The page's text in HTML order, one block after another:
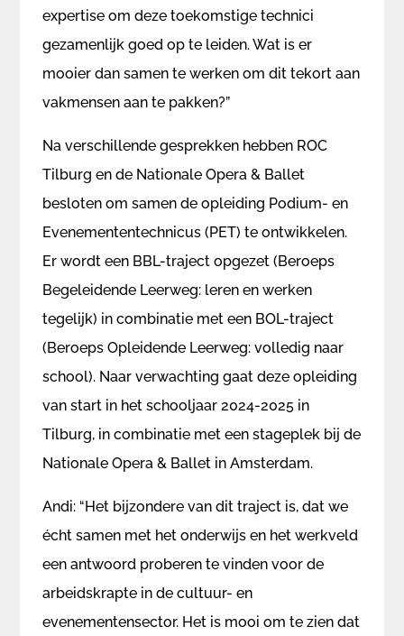
expertise om deze toekomstige technici
gezamenlijk goed op te leiden. Wat is er
mooier dan samen te werken om dit tekort aan
vakmensen aan te pakken?”
Na verschillende gesprekken hebben ROC
Tilburg en de Nationale Opera & Ballet
besloten om samen de opleiding Podium- en
Evenemententechnicus (PET) te ontwikkelen.
Er wordt een BBL-traject opgezet (Beroeps
Begeleidende Leerweg: leren en werken
tegelijk) in combinatie met een BOL-traject
(Beroeps Opleidende Leerweg: volledig naar
school). Naar verwachting gaat deze opleiding
van start in het schooljaar 2024-2025 in
Tilburg, in combinatie met een stageplek bij de
Nationale Opera & Ballet in Amsterdam.
Andi: “Het bijzondere van dit traject is, dat we
écht samen met het onderwijs en het werkveld
een antwoord proberen te vinden voor de
arbeidskrapte in de cultuur- en
evenementensector. Het is mooi om te zien dat